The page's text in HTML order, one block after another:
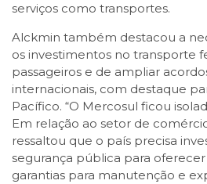
serviços como transportes.
Alckmin também destacou a
os investimentos no transporte
passageiros e de ampliar
internacionais, com destaque
Pacífico. “O Mercosul ficou
Em relação ao setor de
ressaltou que o país precisa
segurança pública para
garantias para manutenção e